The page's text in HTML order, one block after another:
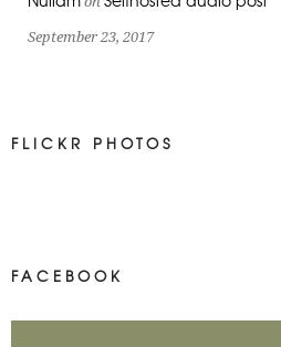
September 23, 2017
FLICKR PHOTOS
FACEBOOK